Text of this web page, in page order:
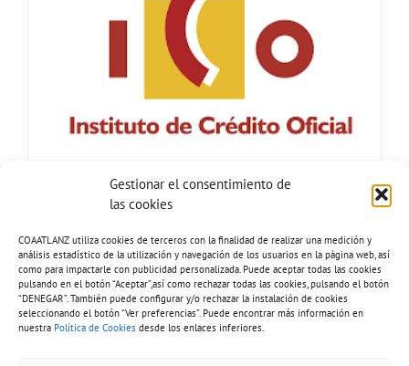
Gestionar el consentimiento de
las cookies
COAATLANZ utiliza cookies de terceros con la finalidad de realizar una medición y
análisis estadístico de la utilización y navegación de los usuarios en la página web, así
como para impactarle con publicidad personalizada. Puede aceptar todas las cookies
pulsando en el botón “Aceptar”,así como rechazar todas las cookies, pulsando el botón
“DENEGAR”. También puede configurar y/o rechazar la instalación de cookies
seleccionando el botón “Ver preferencias”. Puede encontrar más información en
nuestra Política de Cookies desde los enlaces inferiores.